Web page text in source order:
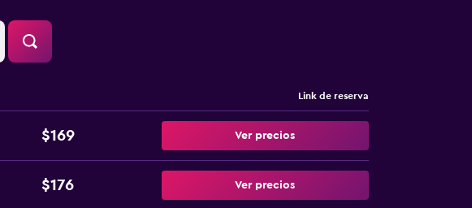
Link de reserva
$169 Ver precios
$176 Ver precios